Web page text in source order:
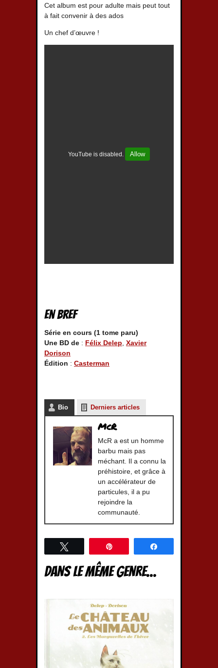
Cet album est pour adulte mais peut tout
à fait convenir à des ados
Un chef d’œuvre !
YouTube is disabled. Allow
En bref
Série en cours (1 tome paru)
Une BD de : Félix Delep Xavier
Dorison
Édition : Casterman
Bio Derniers articles
McR
McR a est un homme
barbu mais pas
méchant. Il a connu la
préhistoire, et grâce à
un accélérateur de
particules, il a pu
rejoindre la
communauté.
Dans le même genre...